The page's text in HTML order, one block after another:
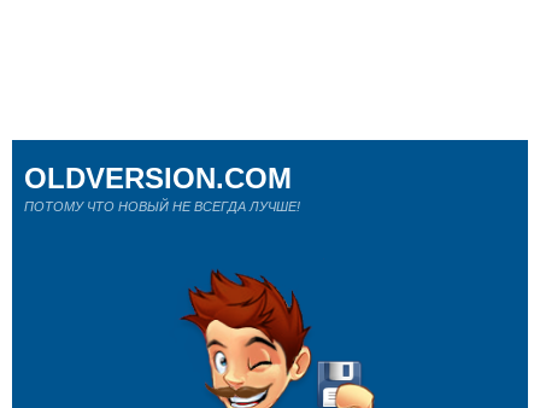
OLDVERSION.COM
ПОТОМУ ЧТО НОВЫЙ НЕ ВСЕГДА ЛУЧШЕ!